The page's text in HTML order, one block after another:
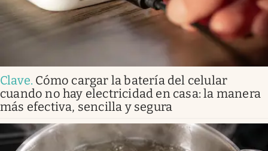
Clave. Cómo cargar la batería del celular
cuando no hay electricidad en casa: la manera
más efectiva, sencilla y segura